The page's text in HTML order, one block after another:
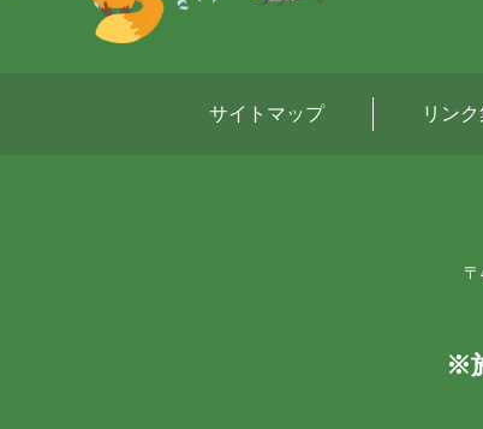
サイトマップ リン
※